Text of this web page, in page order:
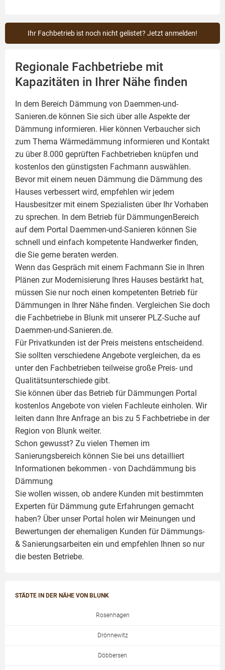
Ihr Fachbetrieb ist noch nicht gelistet? Jetzt anmelden!
Regionale Fachbetriebe mit
Kapazitäten in Ihrer Nähe finden
In dem Bereich Dämmung von Daemmen-und-
Sanieren.de können Sie sich über alle Aspekte der
Dämmung informieren. Hier können Verbaucher sich
zum Thema Wärmedämmung informieren und Kontakt
zu über 8.000 geprüften Fachbetrieben knüpfen und
kostenlos den günstigsten Fachmann auswählen.
Bevor mit einem neuen Dämmung die Dämmung des
Hauses verbessert wird, empfehlen wir jedem
Hausbesitzer mit einem Spezialisten über Ihr Vorhaben
zu sprechen. In dem Betrieb für DämmungenBereich
auf dem Portal Daemmen-und-Sanieren können Sie
schnell und einfach kompetente Handwerker finden,
die Sie gerne beraten werden.
Wenn das Gespräch mit einem Fachmann Sie in Ihren
Plänen zur Modernisierung Ihres Hauses bestärkt hat,
müssen Sie nur noch einen kompetenten Betrieb für
Dämmungen in Ihrer Nähe finden. Vergleichen Sie doch
die Fachbetriebe in Blunk mit unserer PLZ-Suche auf
Daemmen-und-Sanieren.de.
Für Privatkunden ist der Preis meistens entscheidend.
Sie sollten verschiedene Angebote vergleichen, da es
unter den Fachbetrieben teilweise große Preis- und
Qualitätsunterschiede gibt.
Sie können über das Betrieb für Dämmungen Portal
kostenlos Angebote von vielen Fachleute einholen. Wir
leiten dann Ihre Anfrage an bis zu 5 Fachbetriebe in der
Region von Blunk weiter.
Schon gewusst? Zu vielen Themen im
Sanierungsbereich können Sie bei uns detailliert
Informationen bekommen - von Dachdämmung bis
Dämmung
Sie wollen wissen, ob andere Kunden mit bestimmten
Experten für Dämmung gute Erfahrungen gemacht
haben? Über unser Portal holen wir Meinungen und
Bewertungen der ehemaligen Kunden für Dämmungs-
& Sanierungsarbeiten ein und empfehlen Ihnen so nur
die besten Betriebe.
STÄDTE IN DER NÄHE VON BLUNK
Rosenhagen
Drönnewitz
Döbbersen